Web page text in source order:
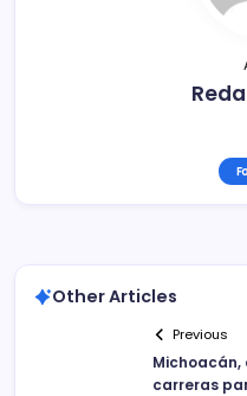
Other Articles
Previous
carreras